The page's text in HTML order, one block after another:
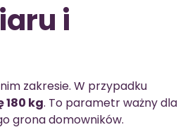
i
zakresie. W przypadku
kg. To parametr ważny dla
grona domowników.